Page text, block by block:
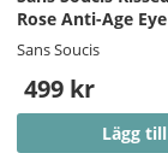
Rose Anti-Age
Sans Soucis
499 kr
Lägg till